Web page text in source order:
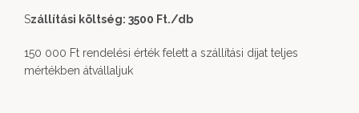
Szállítási költség: 3500 Ft./db
150 000 Ft rendelési érték felett a szállítási díjat teljes
mértékben átvállaljuk